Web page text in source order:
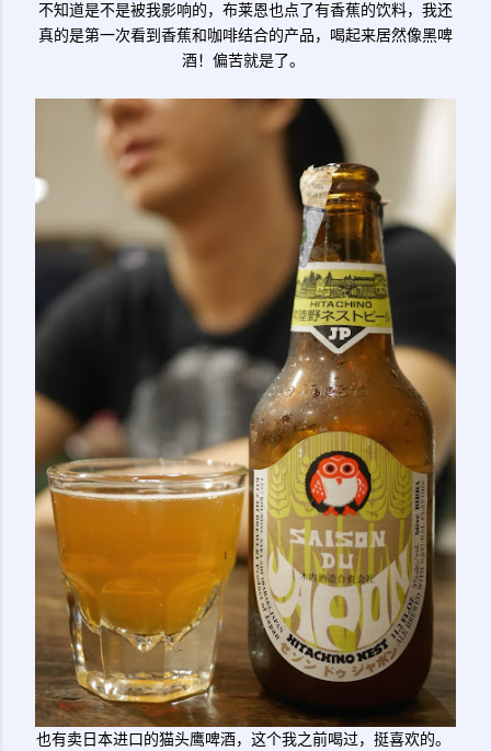
不知道是不是被我影响的，布莱恩也点了有香蕉的饮料，我还
真的是第一次看到香蕉和咖啡结合的产品，喝起来居然像黑啤
酒！偏苦就是了。
也有卖日本进口的猫头鹰啤酒，这个我之前喝过，挺喜欢的。